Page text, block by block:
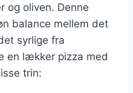
og oliven. Denne
balance mellem det
syrlige fra
en lækker pizza med
trin: